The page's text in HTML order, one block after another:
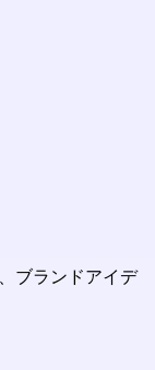
ブランドアイデ